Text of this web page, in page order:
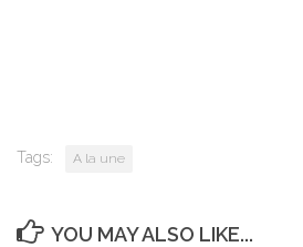
Tags: A la une
YOU MAY ALSO LIKE...